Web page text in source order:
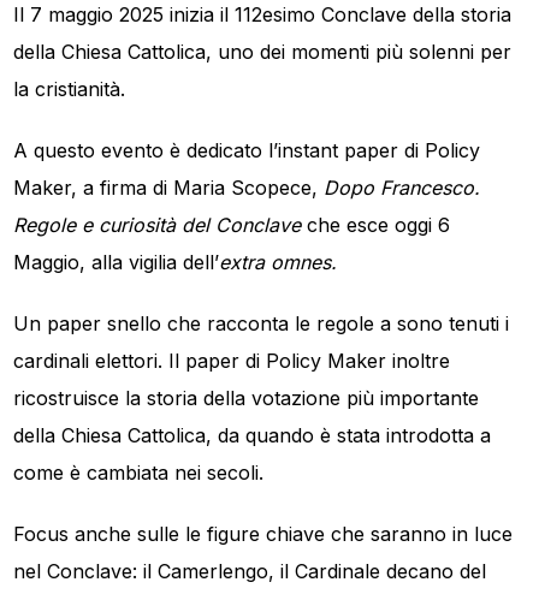
Il 7 maggio 2025 inizia il 112esimo Conclave della storia
della Chiesa Cattolica, uno dei momenti più solenni per
la cristianità.
A questo evento è dedicato l’instant paper di Policy
Maker, a firma di Maria Scopece, Dopo Francesco.
Regole e curiosità del Conclaveche esce oggi 6
Maggio, alla vigilia dell’extra omnes.
Un paper snello che racconta le regole a sono tenuti i
cardinali elettori. Il paper di Policy Maker inoltre
ricostruisce la storia della votazione più importante
della Chiesa Cattolica, da quando è stata introdotta a
come è cambiata nei secoli.
Focus anche sulle le figure chiave che saranno in luce
nel Conclave: il Camerlengo, il Cardinale decano del